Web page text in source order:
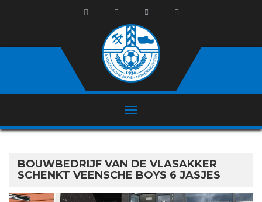
BOUWBEDRIJF VAN DE VLASAKKER
SCHENKT VEENSCHE BOYS 6 JASJES